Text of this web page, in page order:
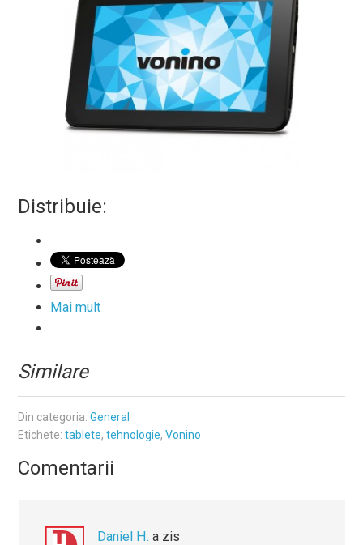
Distribuie:
Mai mult
Similare
Din categoria:General
Etichete:tablete,tehnologie,Vonino
Comentarii
Daniel H. a zis